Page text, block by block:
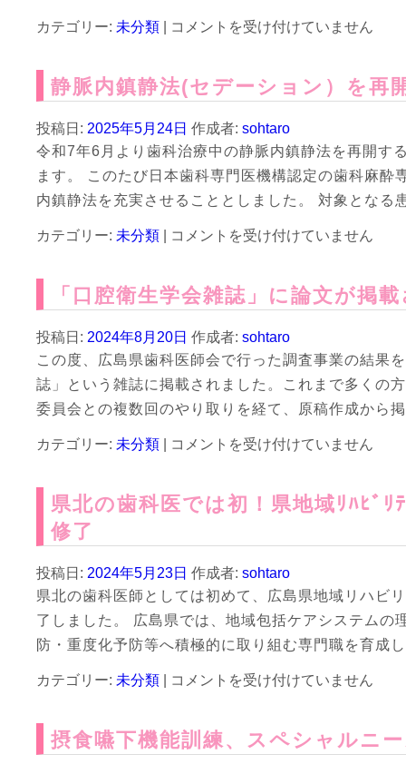
カテゴリー: 未分類
日
害
者
歯
科
学
会
認
医
得
し
ま
し
た！
は
コメントを受け付けていません
静脈内鎮静法(セデーション）を再
投稿日: 2025年5月24日 作成者: sohtaro
令和7年6月より歯科治療中の静脈内鎮静法を再開す
ます。 このたび日本歯科専門医機構認定の歯科麻酔
内鎮静法を充実させることとしました。 対象とな
カテゴリー: 未分類
静
鎮
静
法
(セ
デ
ー
シ
ン）
開
実
化
は
コメントを受け付けていません
「口腔衛生学会雑誌」に論文が掲
投稿日: 2024年8月20日 作成者: sohtaro
この度、広島県歯科医師会で行った調査事業の結果
誌」という雑誌に掲載されました。これまで多くの
委員会との複数回のやり取りを経て、原稿作成から
カテゴリー: 未分類
「口
生
誌」
に
論
が
載
れ
ま
コメントを受け付けていません
県北の歯科医では初！県地域ﾘﾊﾋﾞﾘ
修了
投稿日: 2024年5月23日 作成者: sohtaro
県北の歯科医師としては初めて、広島県地域リハビ
了しました。 広島県では、地域包括ケアシステムの
防・重度化予防等へ積極的に取り組む専門職を育成
カテゴリー: 未分類
県
歯
科
コメントを受け付けていません
摂食嚥下機能訓練、スペシャルニ